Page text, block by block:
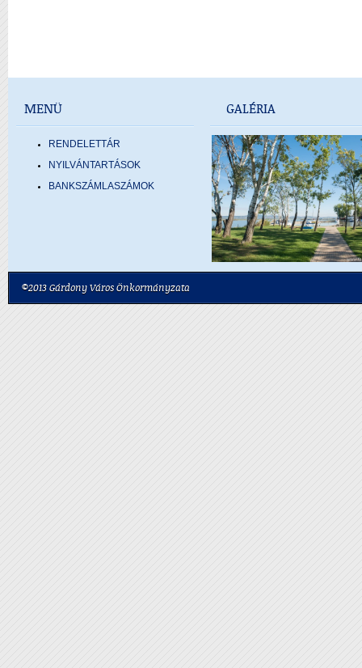
MENÜ
RENDELETTÁR
NYILVÁNTARTÁSOK
BANKSZÁMLASZÁMOK
GALÉRIA
©2013 Gárdony Város Önkormányzata